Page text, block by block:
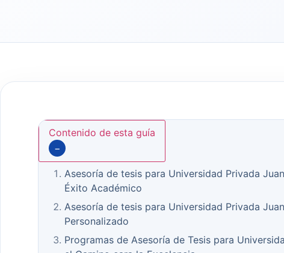
Contenido de esta guía
−
Asesoría de tesis para Universidad Privada
Éxito Académico
Asesoría de tesis para Universidad Privada
Personalizado
Programas de Asesoría de Tesis para